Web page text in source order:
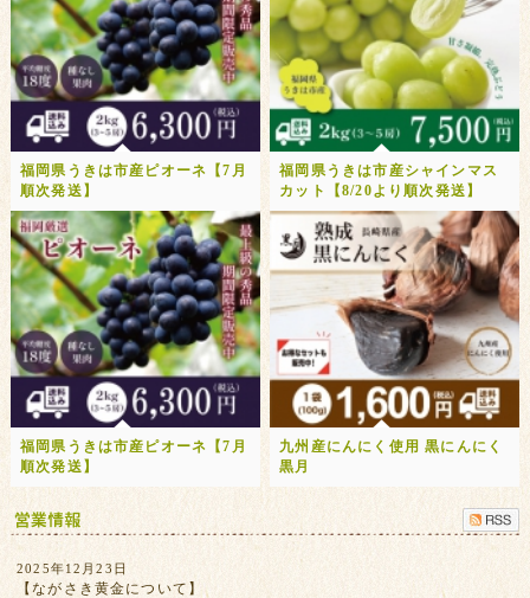
福岡県うきは市産ピオーネ【7月
順次発送】
福岡県うきは市産シャインマス
カット【8/20より順次発送】
福岡県うきは市産ピオーネ【7月
順次発送】
九州産にんにく使用 黒にんにく
黒月
2025年12月23日
【ながさき黄金について】